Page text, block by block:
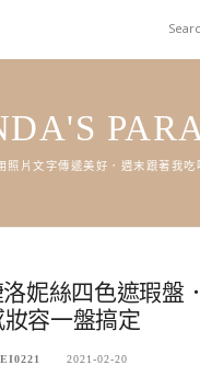
照片文字傳遞美好．週末跟著我吃
洛妮絲四色遮瑕盤
容一盤搞定
2021-02-20